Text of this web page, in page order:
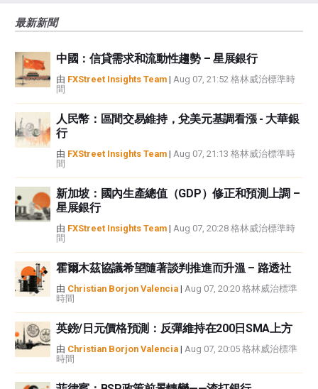
觀點，並不代表FXStreet或其廣告商的官方政策或立場。作者不對本頁連結的
如果文章正文中沒有明確提到，在撰寫本文時，作者在本文中提到的任何股票
中都沒有頭寸，也沒有與文中提到的任何公司有業務關係。除了FXStreet，作
者沒有收到撰寫這篇文章的報酬。
FXStreet和作者不提供個性化的建議。作者對該資訊的準確性、完整性或適用
性不作任何陳述。FXStreet和作者將不承擔任何錯誤，遺漏或任何損失，傷害
或損害由此資訊及其顯示或使用引起的。錯誤和遺漏除外。本文作者和
FXStreet並非註冊投資顧問，本文內容無意提供任何投資建議。
最新新聞
中國：信貸需求和流動性趨勢 – 星展銀行
由 FXStreet Insights Team | Aug 07, 21:52 格林威治標準時
間
人民幣：區間交易維持，兌美元基調看漲 - 大華銀
行
由 FXStreet Insights Team | Aug 07, 21:13 格林威治標準時
間
新加坡：國內生產總值（GDP）修正和預測上調 –
星展銀行
由 FXStreet Insights Team | Aug 07, 20:28 格林威治標準時
間
霍爾木茲協議希望隨著談判推進而升溫 – 路透社
由 Christian Borjon Valencia | Aug 07, 20:20 格林威治標準
時間
英鎊/日元價格預測：反彈維持在200日SMA上方
由 Christian Borjon Valencia | Aug 07, 20:05 格林威治標準
時間